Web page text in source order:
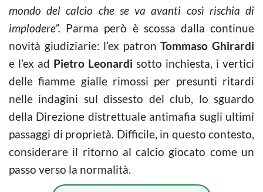
mondo del calcio che se va avanti così rischia di
implodere”. Parma però è scossa dalla continue
novità giudiziarie: l’ex patronTommaso Ghirardi
e l’ex ad Pietro Leonardi sotto inchiesta, i vertici
delle fiamme gialle rimossi per presunti ritardi
nelle indagini sul dissesto del club, lo sguardo
della Direzione distrettuale antimafia sugli ultimi
passaggi di proprietà. Difficile, in questo contesto,
considerare il ritorno al calcio giocato come un
passo verso la normalità.